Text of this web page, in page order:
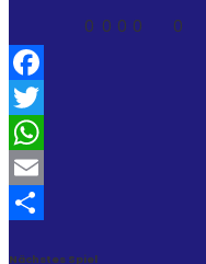
0 0 0 0 0
Facebook
Twitter
WhatsApp
Email
Nächstes Spiel